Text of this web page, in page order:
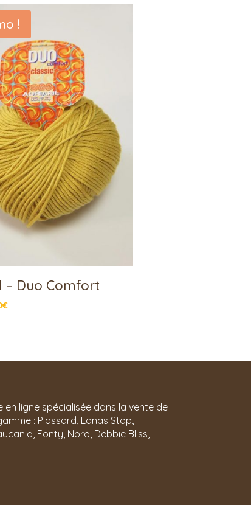
!
– Duo Comfort
€
en ligne spécialisée dans la vente de
: Plassard, Lanas Stop,
Fonty, Noro, Debbie Bliss,